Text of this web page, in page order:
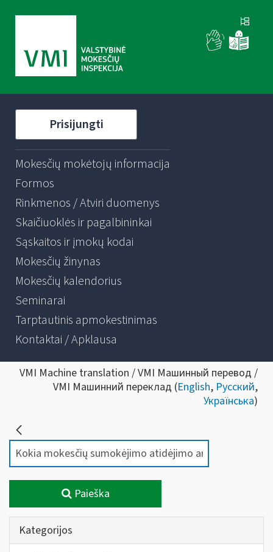
Prisijungti
Mokesčių mokėtojų informacija
Formos
Rinkmenos / Atviri duomenys
Skaičiuoklės ir pagalbininkai
Sąskaitos ir įmokų kodai
Mokesčių žinynas
Mokesčių kalendorius
Seminarai
Tarptautinis apmokestinimas
Kontaktai / Apklausa
VMI Machine translation / VMI Машинный перевод /
VMI Машинний переклад (English, Русский,
Українська)
Paieška
Kategorijos